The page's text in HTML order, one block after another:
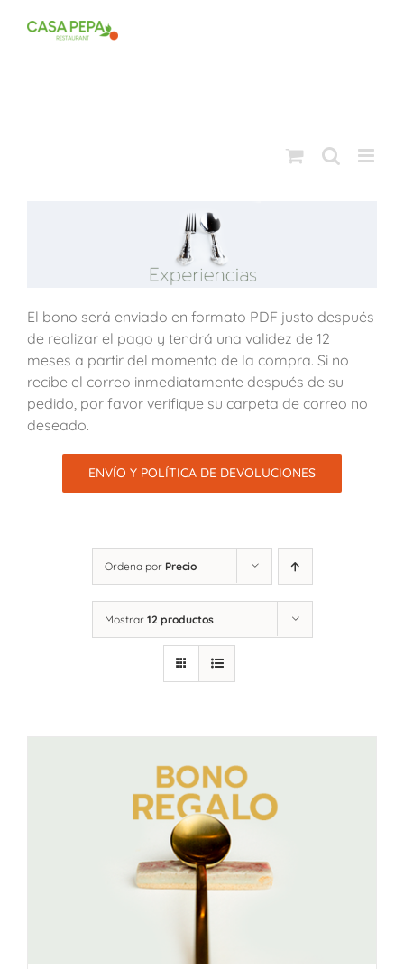
El bono será enviado en formato PDF justo después
de realizar el pago y tendrá una validez de 12
meses a partir del momento de la compra. Si no
recibe el correo inmediatamente después de su
pedido, por favor verifique su carpeta de correo no
deseado.
ENVÍO Y POLÍTICA DE DEVOLUCIONES
Ordena por Precio
Mostrar 12 productos